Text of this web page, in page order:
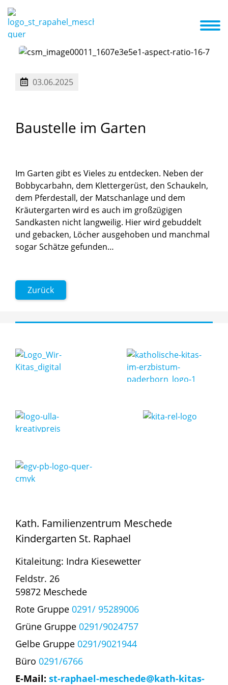
Kita ABC
03.06.2025
Baustelle im Garten
Im Garten gibt es Vieles zu entdecken. Neben der
Bobbycarbahn, dem Klettergerüst, den Schaukeln,
dem Pferdestall, der Matschanlage und dem
Kräutergarten wird es auch im großzügigen
Sandkasten nicht langweilig. Hier wird gebuddelt
und gebacken, Löcher ausgehoben und manchmal
sogar Schätze gefunden…
Zurück
Kath. Familienzentrum Meschede
Kindergarten St. Raphael
Kitaleitung: Indra Kiesewetter
Feldstr. 26
59872 Meschede
Rote Gruppe 0291/ 95289006
Grüne Gruppe 0291/9024757
Gelbe Gruppe 0291/9021944
Büro 0291/6766
E-Mail: st-raphael-meschede@kath-kitas-